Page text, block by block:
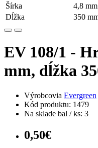
Šírka
4,8 mm
Dĺžka
350
EV 108/1 -
mm, dĺžka
Výrobcovia Evergreen
Kód produktu: 1479
Na sklade bal / ks: 3
0,50€